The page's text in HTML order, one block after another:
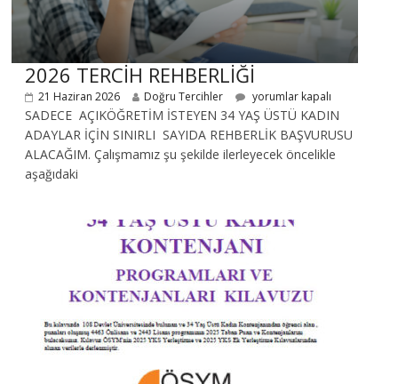
2026 TERCİH REHBERLİĞİ
21 Haziran 2026 Doğru Tercihler yorumlar kapalı
SADECE AÇIKÖĞRETİM İSTEYEN 34 YAŞ ÜSTÜ KADIN
ADAYLAR İÇİN SINIRLI SAYIDA REHBERLİK BAŞVURUSU
ALACAĞIM. Çalışmamız şu şekilde ilerleyecek öncelikle
aşağıdaki